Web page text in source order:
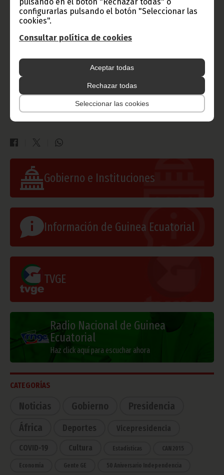
configurarlas pulsando el botón "Seleccionar las
cookies".
Consultar política de cookies
Aceptar todas
Rechazar todas
Seleccionar las cookies
Gobierno e Instituciones
Información de Guinea Ecuatorial
TVGE
Radio Nacional de Guinea
Ecuatorial
Haz click aquí para escuchar ahora
CATEGORÍAS
Noticias Gobierno
Presidencia
África
Deportes Vicepresidencia
COVID-19 Cultura Estadísticas CAN 2015
Economía Gente GE 50 Aniversario Independencia